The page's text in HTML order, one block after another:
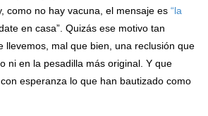
como no hay vacuna, el mensaje es “la
en casa”. Quizás ese motivo tan
llevemos, mal que bien, una reclusión que
ni en la pesadilla más original. Y que
esperanza lo que han bautizado como